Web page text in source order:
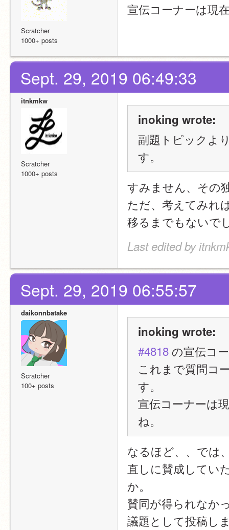
Scratcher
1000+ posts
宣伝コーナーは現
Sept. 29, 2019 06:49:33
itnkmkw
Scratcher
1000+ posts
inoking wrote:
副題トピックよ
す。
すみません、その
ただ、考えてみれ
移るまでもないで
Last edited by
Sept. 29, 2019 06:55:57
daikonnbatake
Scratcher
100+ posts
inoking wrote:
#4818 の宣伝コ
これまで質問コ
す。
宣伝コーナーは
ね。
なるほど、、では
直しに賛成してい
か。
賛同が得られなか
議題として投稿し